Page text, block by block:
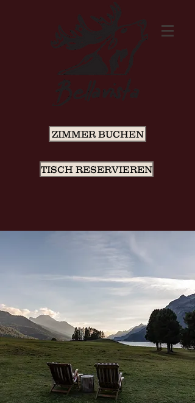
ZIMMER BUCHEN
TISCH RESERVIEREN